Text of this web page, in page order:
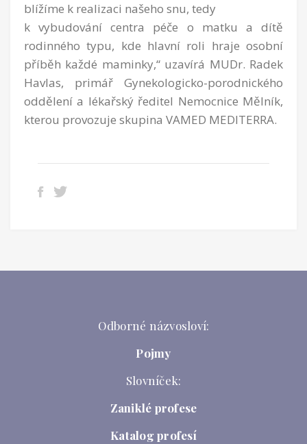
blížíme k realizaci našeho snu, tedy
k vybudování centra péče o matku a dítě
rodinného typu, kde hlavní roli hraje osobní
příběh každé maminky,“ uzavírá MUDr. Radek
Havlas, primář Gynekologicko-porodnického
oddělení a lékařský ředitel Nemocnice Mělník,
kterou provozuje skupina VAMED MEDITERRA.
Odborné názvosloví:
Pojmy
Slovníček:
Zaniklé profese
Katalog profesí